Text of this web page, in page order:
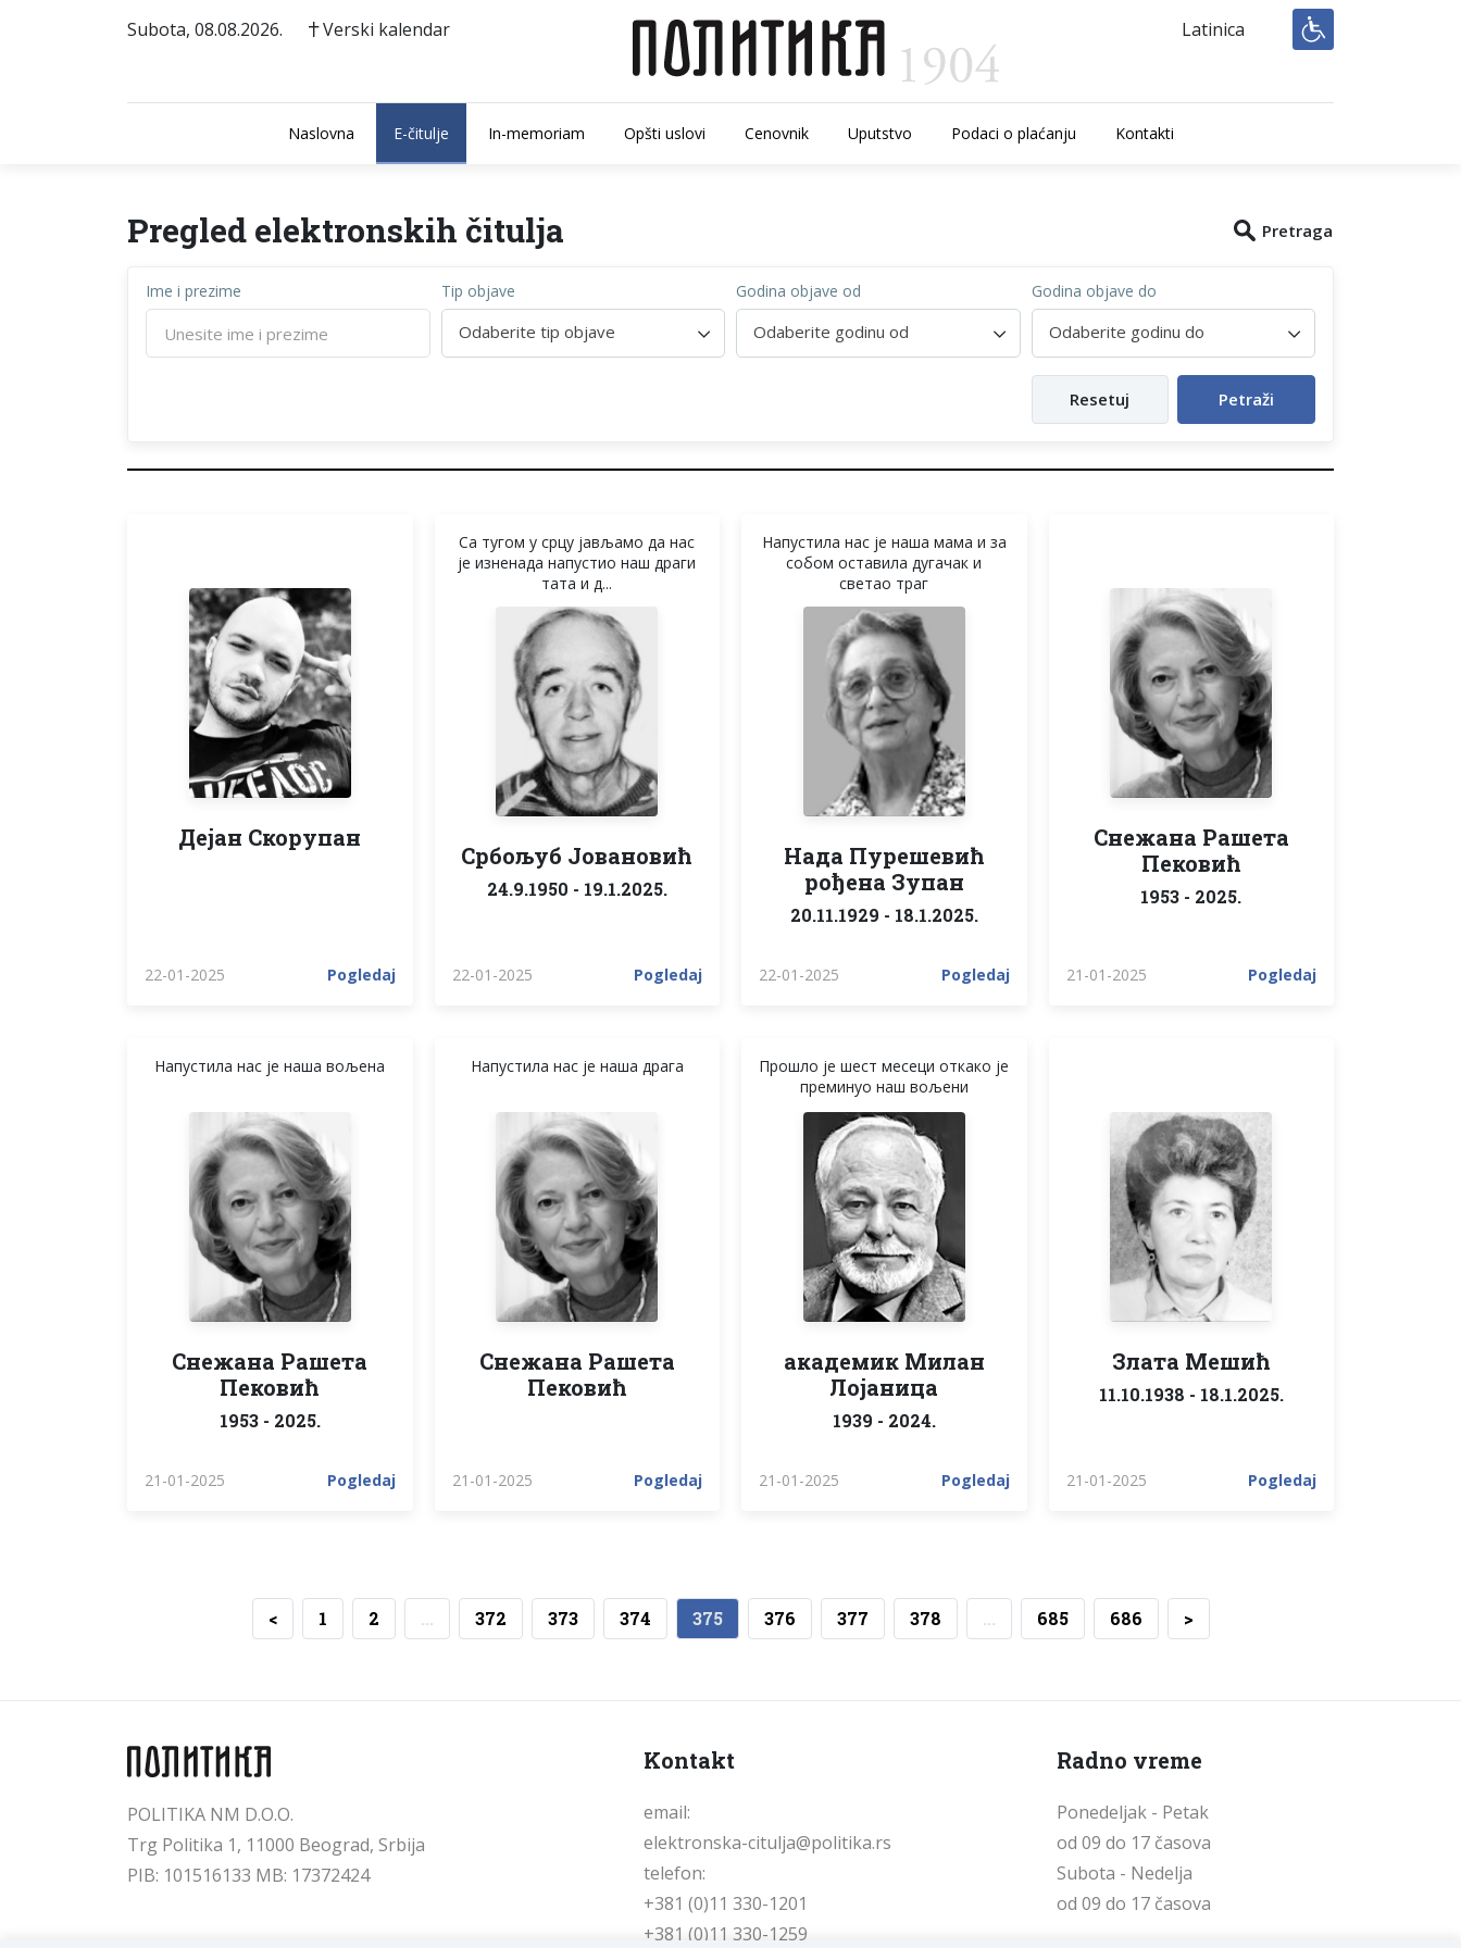
Subota, 08.08.2026. Verski kalendar Latinica
Naslovna E-čitulje In-memoriam Opšti uslovi Cenovnik Uputstvo Podaci o plaćanju Kontakti
Pregled elektronskih čitulja Pretraga
Ime i prezime Tip objave
Odaberite tip objave
Godina objave od
Odaberite godinu od
Godina objave do
Odaberite godinu do
Resetuj Petraži
Дејан Скорупан
22-01-2025 Pogledaj
Са тугом у срцу јављамо да нас
је изненада напустио наш драги
тата и д...
Србољуб Јовановић
24.9.1950 - 19.1.2025.
22-01-2025 Pogledaj
Напустила нас је наша мама и за
собом оставила дугачак и
светао траг
Нада Пурешевић
рођена Зупан
20.11.1929 - 18.1.2025.
22-01-2025 Pogledaj
Снежана Рашета
Пековић
1953 - 2025.
21-01-2025 Pogledaj
Напустила нас је наша вољена
Снежана Рашета
Пековић
1953 - 2025.
21-01-2025 Pogledaj
Напустила нас је наша драга
Снежана Рашета
Пековић
21-01-2025 Pogledaj
Прошло је шест месеци откако је
преминуо наш вољени
академик Милан
Лојаница
1939 - 2024.
21-01-2025 Pogledaj
Злата Мешић
11.10.1938 - 18.1.2025.
21-01-2025 Pogledaj
< 1 2 ... 372 373 374 375 376 377 378 ... 685 686 >
POLITIKA NM D.O.O.
Trg Politika 1, 11000 Beograd, Srbija
PIB: 101516133 MB: 17372424
Kontakt
email:
elektronska-citulja@politika.rs
telefon:
+381 (0)11 330-1201
+381 (0)11 330-1259
Radno vreme
Ponedeljak - Petak
od 09 do 17 časova
Subota - Nedelja
od 09 do 17 časova